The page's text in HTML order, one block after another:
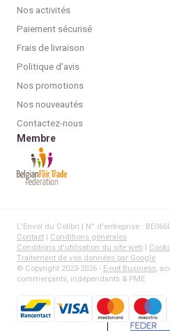
Nos activités
Paiement sécurisé
Frais de livraison
Politique d'avis
Nos promotions
Nos nouveautés
Contactez-nous
Membre
L'Envol du Colibri | N° d'entreprise :
Contact | Conditions générales
Conditions d'utilisation du site web |
Traitement de vos données par Google
© Copyright 2023-2026 - E-net Business ,
commerçants, indépendants & PME